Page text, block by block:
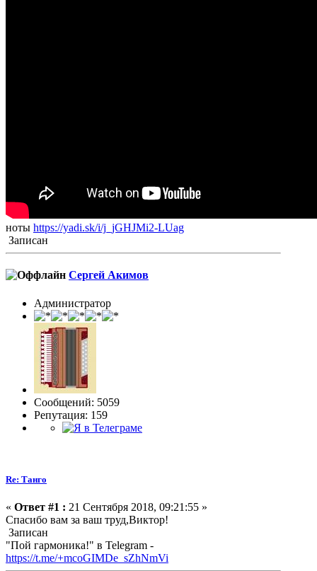
ноты https://yadi.sk/i/j_jGHJMi2-LUag
Записан
Сергей Акимов
Администратор
Сообщений: 5059
Репутация: 159
Re: Танго
« Ответ #1 : 21 Сентября 2018, 09:21:55 »
Спасибо вам за ваш труд,Виктор!
Записан
"Пой гармоника!" в Telegram -
https://t.me/+mcoGIMDe_sZhNmVi